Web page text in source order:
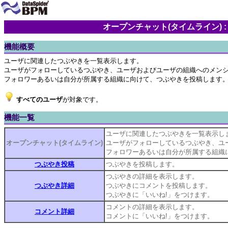
オープンチャット(タイムライン)
機能概要
ユーザに関連したつぶやきを一覧表示します。
ユーザがフォローしているつぶやき、ユーザおよびユーザの組織へのメン
フォロワーあるいは自分が所属する組織に向けて、つぶやきを投稿します
すべてのユーザが対象です。
機能一覧
オープンチャット(タイムライン)
ユーザに関連したつぶやきを一覧表示し
ユーザがフォローしているつぶやき、
フォロワーあるいは自分が所属する組
つぶやき投稿
つぶやきを投稿します。
つぶやき詳細
つぶやきの詳細を表示します。
つぶやきにコメントを投稿します。
つぶやきに「いいね!」をつけます。
コメント詳細
コメントの詳細を表示します。
コメントに「いいね!」をつけます。